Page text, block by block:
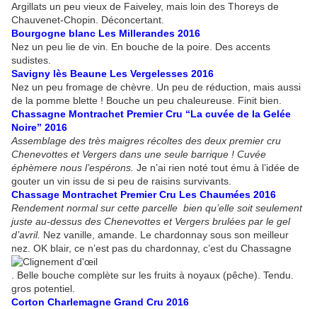
Argillats un peu vieux de Faiveley, mais loin des Thoreys de
Chauvenet-Chopin. Déconcertant.
Bourgogne blanc Les Millerandes 2016
Nez un peu lie de vin. En bouche de la poire. Des accents
sudistes.
Savigny lès Beaune Les Vergelesses 2016
Nez un peu fromage de chèvre. Un peu de réduction, mais aussi
de la pomme blette ! Bouche un peu chaleureuse. Finit bien.
Chassagne Montrachet Premier Cru “La cuvée de la Gelée
Noire” 2016
Assemblage des très maigres récoltes des deux premier cru
Chenevottes et Vergers dans une seule barrique ! Cuvée
éphèmere nous l’espérons. Je n’ai rien noté tout ému à l’idée de
gouter un vin issu de si peu de raisins survivants.
Chassage Montrachet Premier Cru Les Chaumées 2016
Rendement normal sur cette parcelle bien qu’elle soit seulement
juste au-dessus des Chenevottes et Vergers brulées par le gel
d’avril. Nez vanille, amande. Le chardonnay sous son meilleur
nez. OK blair, ce n’est pas du chardonnay, c’est du Chassagne
. Belle bouche complète sur les fruits à noyaux (pêche). Tendu.
gros potentiel.
Corton Charlemagne Grand Cru 2016